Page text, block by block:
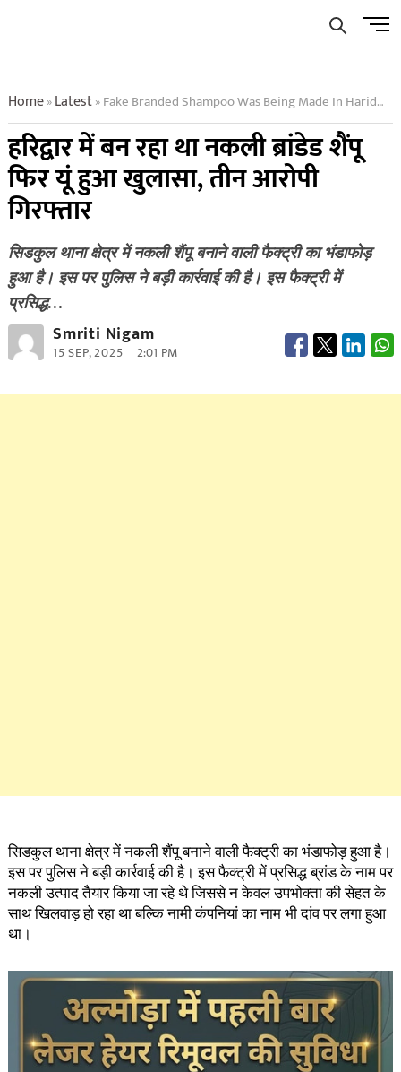
Menu
Home»Latest»Fake Branded Shampoo Was Being Made In Haridwar Then It Was Revealed Like This Three Accused Arrested
हरिद्वार में बन रहा था नकली ब्रांडेड शैंपू
फिर यूं हुआ खुलासा, तीन आरोपी
गिरफ्तार
सिडकुल थाना क्षेत्र में नकली शैंपू बनाने वाली फैक्ट्री का भंडाफोड़
हुआ है। इस पर पुलिस ने बड़ी कार्रवाई की है। इस फैक्ट्री में
प्रसिद्ध…
Smriti Nigam
15 SEP, 2025 2:01 PM
सिडकुल थाना क्षेत्र में नकली शैंपू बनाने वाली फैक्ट्री का भंडाफोड़ हुआ है।
इस पर पुलिस ने बड़ी कार्रवाई की है। इस फैक्ट्री में प्रसिद्ध ब्रांड के नाम पर
नकली उत्पाद तैयार किया जा रहे थे जिससे न केवल उपभोक्ता की सेहत के
साथ खिलवाड़ हो रहा था बल्कि नामी कंपनियां का नाम भी दांव पर लगा हुआ
था।